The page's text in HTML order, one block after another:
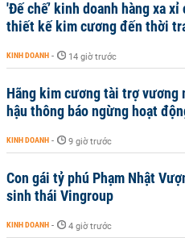
'Đế chế’ kinh doanh hàng xa
thiết kế kim cương đến thời
KINH DOANH - 14 giờ trước
Hãng kim cương tài trợ vương
hậu thông báo ngừng hoạt
KINH DOANH - 9 giờ trước
Con gái tỷ phú Phạm Nhật
sinh thái Vingroup
KINH DOANH - 4 giờ trước